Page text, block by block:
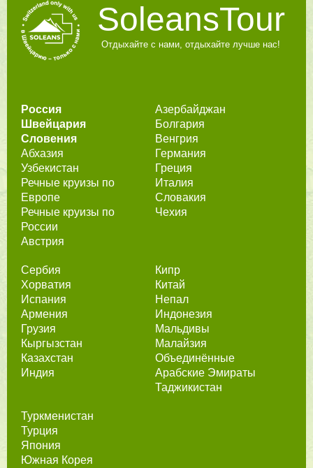
SoleansTour
Отдыхайте с нами, отдыхайте лучше нас!
Россия
Швейцария
Словения
Абхазия
Узбекистан
Речные круизы по
Европе
Речные круизы по
России
Австрия
Азербайджан
Болгария
Венгрия
Германия
Греция
Италия
Словакия
Чехия
Сербия
Хорватия
Испания
Армения
Грузия
Кыргызстан
Казахстан
Индия
Кипр
Китай
Непал
Индонезия
Мальдивы
Малайзия
Объединённые
Арабские Эмираты
Таджикистан
Туркменистан
Турция
Япония
Южная Корея